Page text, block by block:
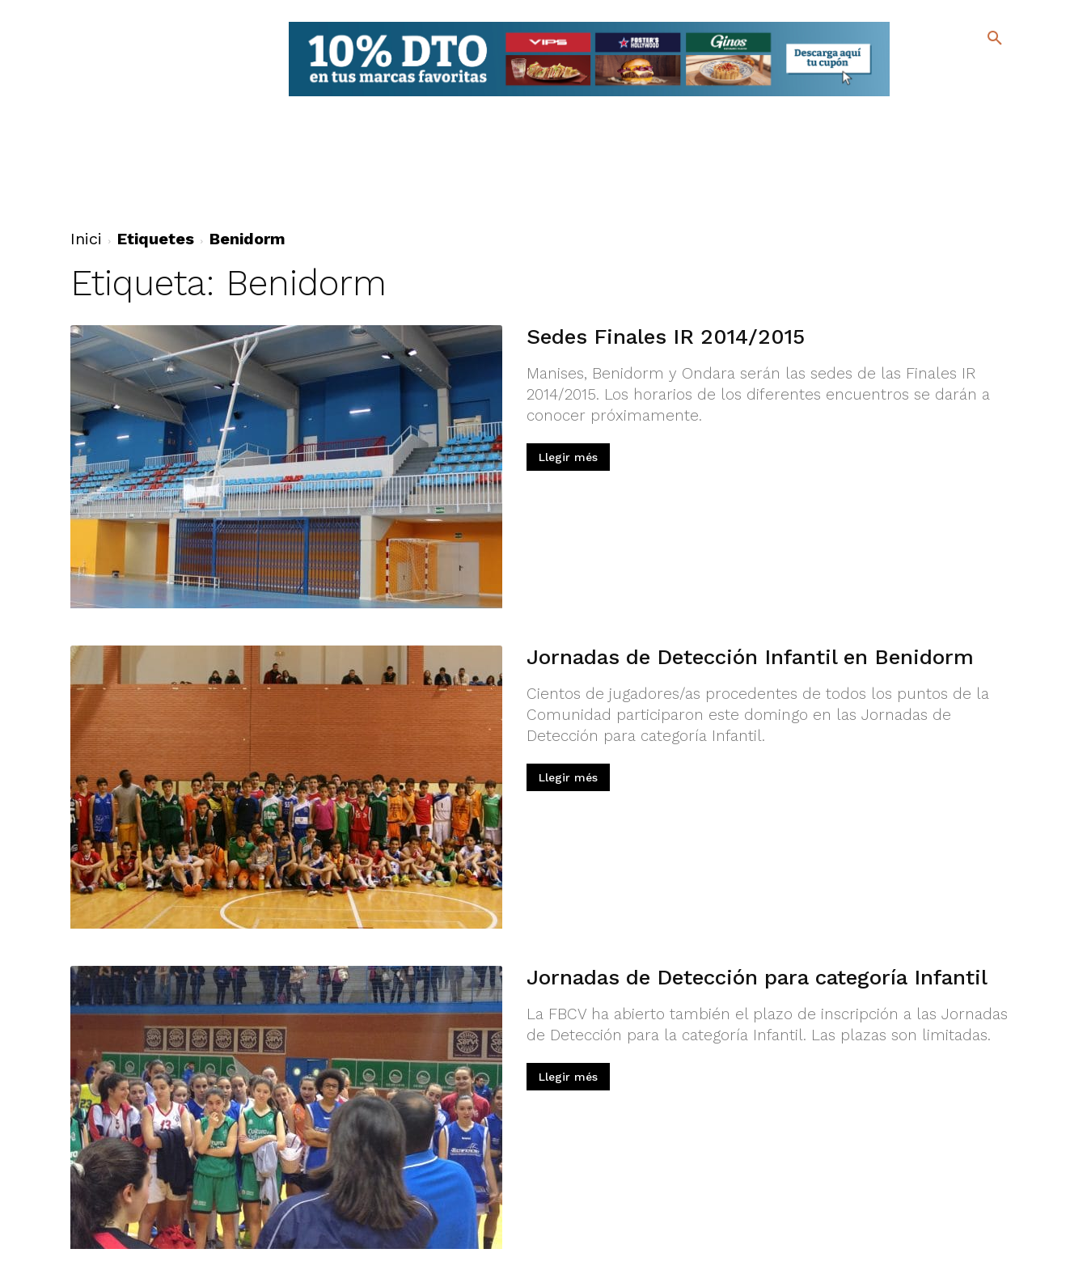
Inici Etiquetes Benidorm
Etiqueta: Benidorm
Sedes Finales IR 2014/2015
Manises, Benidorm y Ondara serán las sedes de las Finales IR
2014/2015. Los horarios de los diferentes encuentros se darán a
conocer próximamente.
Llegir més
Jornadas de Detección Infantil en Benidorm
Cientos de jugadores/as procedentes de todos los puntos de la
Comunidad participaron este domingo en las Jornadas de
Detección para categoría Infantil.
Llegir més
Jornadas de Detección para categoría Infantil
La FBCV ha abierto también el plazo de inscripción a las Jornadas
de Detección para la categoría Infantil. Las plazas son limitadas.
Llegir més